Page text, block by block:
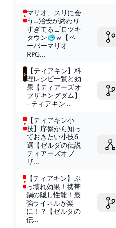
マリオ、スリに会
う…治安が終わり
すぎてるゴロツキ
タウン🥶ｗ【ペ
ーパーマリオ
RPG...
【ティアキン】料
理レシピ一覧と効
果【ティアーズオ
ブザキングダム】
- ティアキン...
【ティアキン小
技】序盤から知っ
ておきたい小技6
選【ゼルダの伝説
ティアーズオブ
ザ...
【ティアキン】ぶ
っ壊れ効果！携帯
鍋の隠し性能！最
強ライネルが楽
に！？【ゼルダの
伝...